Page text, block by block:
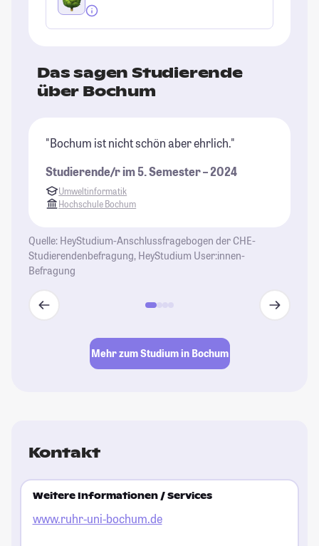
Das sagen Studierende
über Bochum
"Bochum ist nicht schön aber ehrlich."
Studierende/r im 5. Semester – 2024
Umweltinformatik
Hochschule Bochum
Quelle: HeyStudium-Anschlussfragebogen der CHE-
Studierendenbefragung, HeyStudium User:innen-
Befragung
Mehr zum Studium in Bochum
Kontakt
Weitere Informationen / Services
www.ruhr-uni-bochum.de